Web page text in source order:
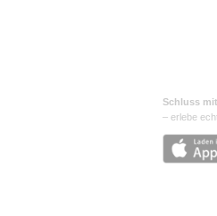
Schluss
– erlebe